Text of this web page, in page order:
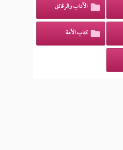
الآداب والرقائق
كتاب الأمة